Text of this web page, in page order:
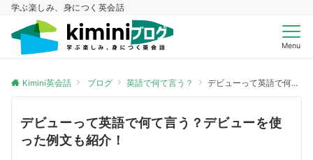
学ぶ楽しみ、身につく英会話
Menu
Kimini英会話 ブログ 英語で何て言う？ デビューって英語で何て言う？デビューを使った例文も紹介！
デビューって英語で何て言う？デビューを使
った例文も紹介！